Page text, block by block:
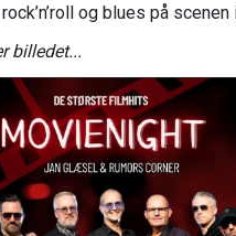
og blues på scenen
billedet...